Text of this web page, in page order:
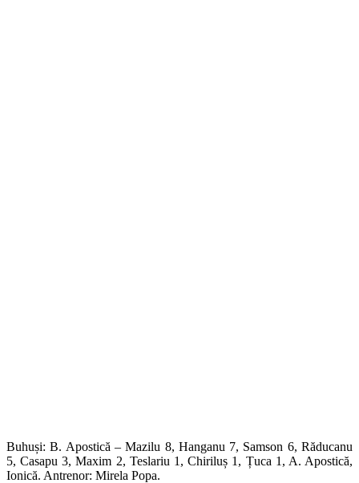
Buhuși: B. Apostică – Mazilu 8, Hanganu 7, Samson 6, Răducanu
5, Casapu 3, Maxim 2, Teslariu 1, Chiriluș 1, Țuca 1, A. Apostică,
Ionică. Antrenor: Mirela Popa.